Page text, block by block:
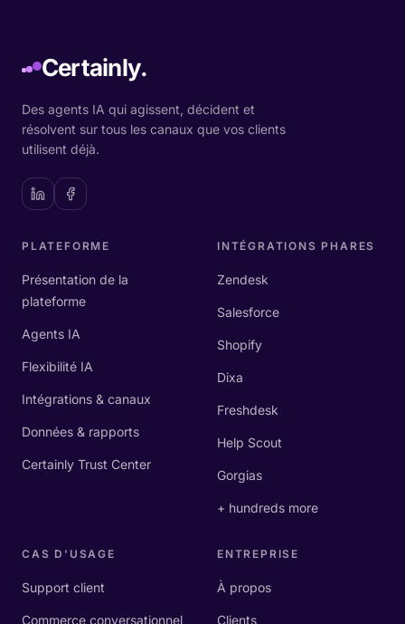
Certainly.
Des agents IA qui agissent, décident et
résolvent sur tous les canaux que vos clients
utilisent déjà.
PLATEFORME
Présentation de la
plateforme
Agents IA
Flexibilité IA
Intégrations & canaux
Données & rapports
Certainly Trust Center
INTÉGRATIONS PHARES
Zendesk
Salesforce
Shopify
Dixa
Freshdesk
Help Scout
Gorgias
+ hundreds more
CAS D'USAGE
Support client
Commerce conversationnel
ENTREPRISE
À propos
Clients